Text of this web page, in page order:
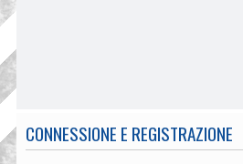
CONNESSIONE E REGISTRAZIONE